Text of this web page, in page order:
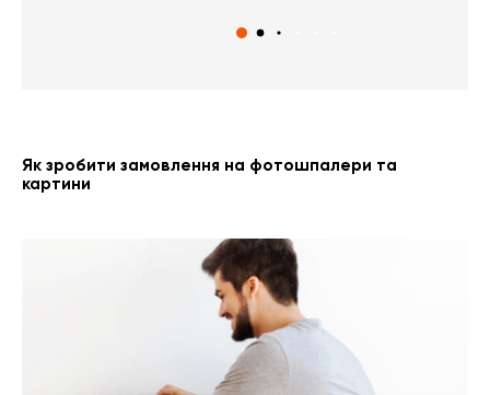
Як зробити замовлення на фотошпалери та
картини